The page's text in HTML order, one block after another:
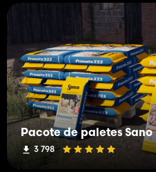
Pacote de paletes Sano
3 798